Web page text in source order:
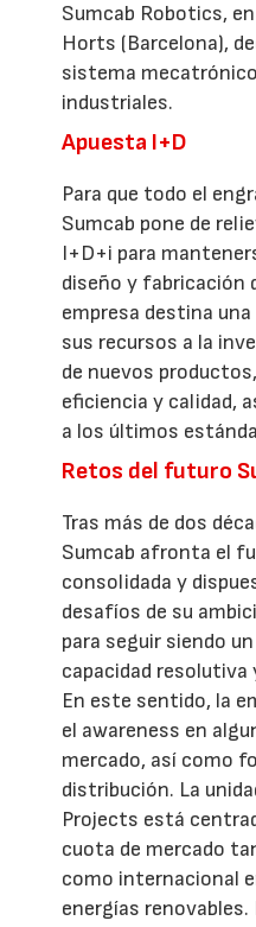
Sumcab Robotics,
Horts (Barcelona),
sistema
industriales.
Apuesta I+D
Para que todo el
Sumcab pone de
I+D+i para
diseño y fabricación
empresa destina
sus recursos a la
de nuevos
eficiencia y calidad,
a los últimos
Retos del futuro
Tras más de dos
Sumcab afronta el
consolidada y
desafíos de su
para seguir siendo
capacidad resolutiva
En este sentido, la
el awareness en
mercado, así como
distribución. La
Projects está
cuota de mercado
como internacional
energías